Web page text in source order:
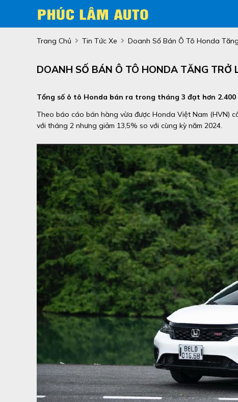
Trang Chủ Tin Tức Xe Doanh Số Bán Ô Tô Honda
DOANH SỐ BÁN Ô TÔ HONDA TĂNG TRỞ
Tổng số ô tô Honda bán ra trong tháng 3 đạt hơn
Theo báo cáo bán hàng vừa được Honda Việt Nam (HVN)
với tháng 2 nhưng giảm 13,5% so với cùng kỳ năm 2024.